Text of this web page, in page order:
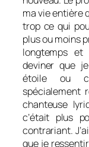
ma vie entière
trop ce qui
plus ou moins
longtemps
deviner que
étoile ou
spécialement
chanteuse
c’était plus
contrariant.
que je